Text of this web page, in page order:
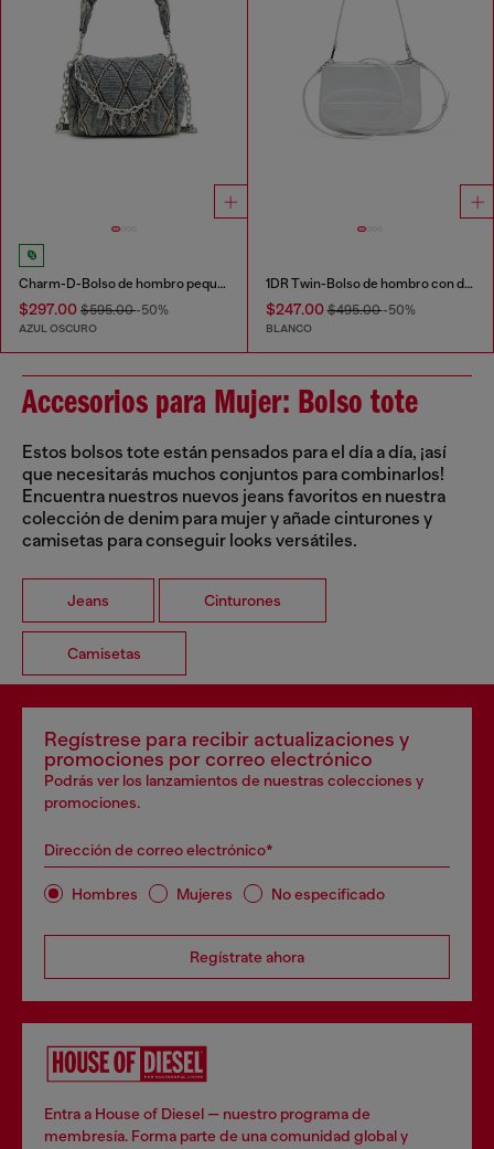
Charm-D-Bolso de hombro pequeño de denim acolchado
$297.00 $595.00-50%
AZUL OSCURO
1DR Twin-Bolso de hombro con doble bolsillo en cuero estampado
$247.00$495.00-50%
BLANCO
Accesorios para Mujer: Bolso tote
Estos bolsos tote están pensados para el día a día, ¡así
que necesitarás muchos conjuntos para combinarlos!
Encuentra nuestros nuevos jeans favoritos en nuestra
colección de denim para mujer y añade cinturones y
camisetas para conseguir looks versátiles.
Jeans Cinturones
Camisetas
Regístrese para recibir actualizaciones y
promociones por correo electrónico
Podrás ver los lanzamientos de nuestras colecciones y
promociones.
Dirección de correo electrónico*
Hombres Mujeres No especificado
Regístrate ahora
Entra a House of Diesel — nuestro programa de
membresía. Forma parte de una comunidad global y